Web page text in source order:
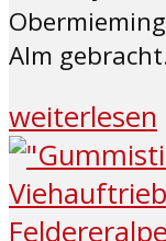
Alm
weiterlesen